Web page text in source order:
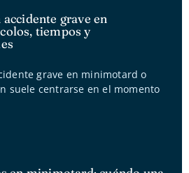
grave en
tiempos y
grave en minimotard o
suele centrarse en el momento